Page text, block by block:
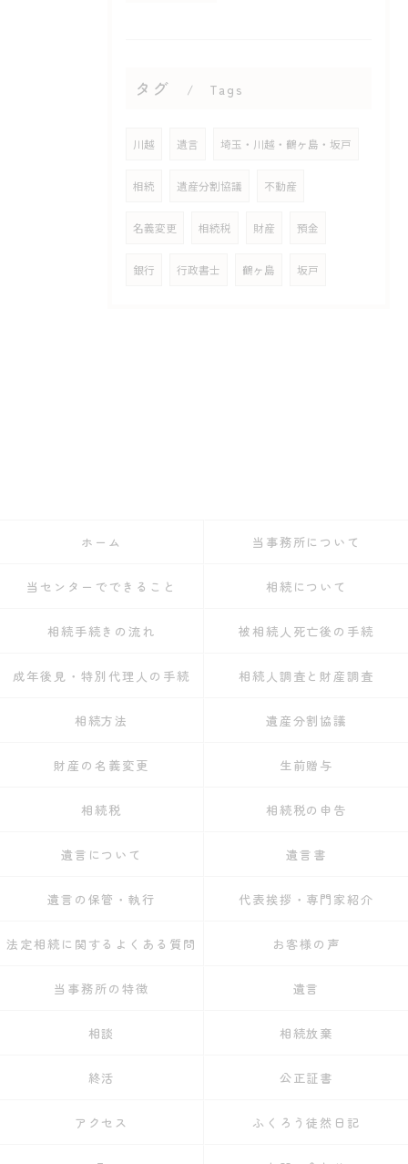
タグ Tags
川越 遺言 埼玉・川越・鶴ヶ島・坂戸
相続 遺産分割協議 不動産
名義変更 相続税 財産 預金
銀行 行政書士 鶴ヶ島 坂戸
ホーム 当事務所について
当センターでできること 相続について
相続手続きの流れ 被相続人死亡後の手続
成年後見・特別代理人の手続 相続人調査と財産調査
相続方法 遺産分割協議
財産の名義変更 生前贈与
相続税 相続税の申告
遺言について 遺言書
遺言の保管・執行 代表挨拶・専門家紹介
法定相続に関するよくある質問 お客様の声
当事務所の特徴 遺言
相談 相続放棄
終活 公正証書
アクセス ふくろう徒然日記